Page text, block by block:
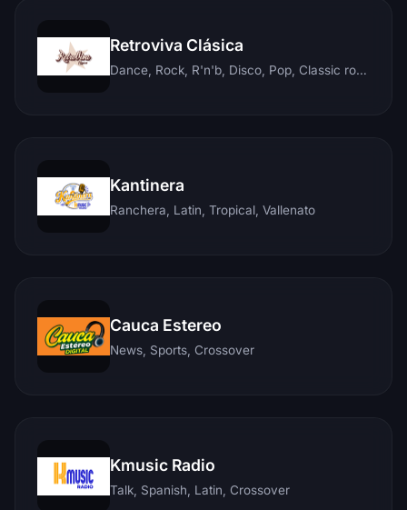
Retroviva Clásica
Dance, Rock, R'n'b, Disco, Pop, Classic rock, Techno, Reggae
Kantinera
Ranchera, Latin, Tropical, Vallenato
Cauca Estereo
News, Sports, Crossover
Kmusic Radio
Talk, Spanish, Latin, Crossover